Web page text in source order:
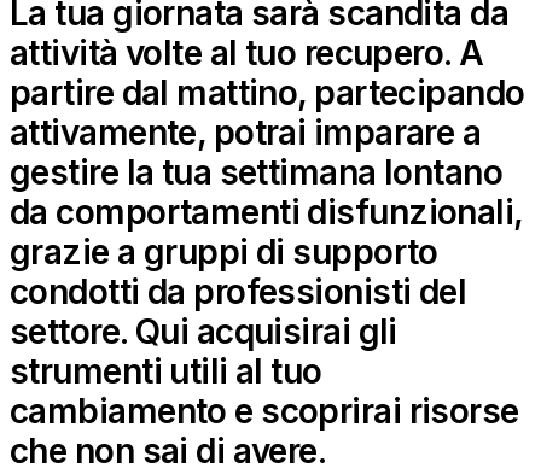
La tua giornata sarà scandita da
attività volte al tuo recupero. A
partire dal mattino, partecipando
attivamente, potrai imparare a
gestire la tua settimana lontano
da comportamenti disfunzionali,
grazie a gruppi di supporto
condotti da professionisti del
settore. Qui acquisirai gli
strumenti utili al tuo
cambiamento e scoprirai risorse
che non sai di avere.